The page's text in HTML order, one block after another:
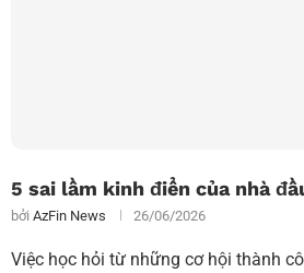
5 sai lầm kinh điển của nhà
bởi AzFin News 26/06/2026
Việc học hỏi từ những cơ hội thành